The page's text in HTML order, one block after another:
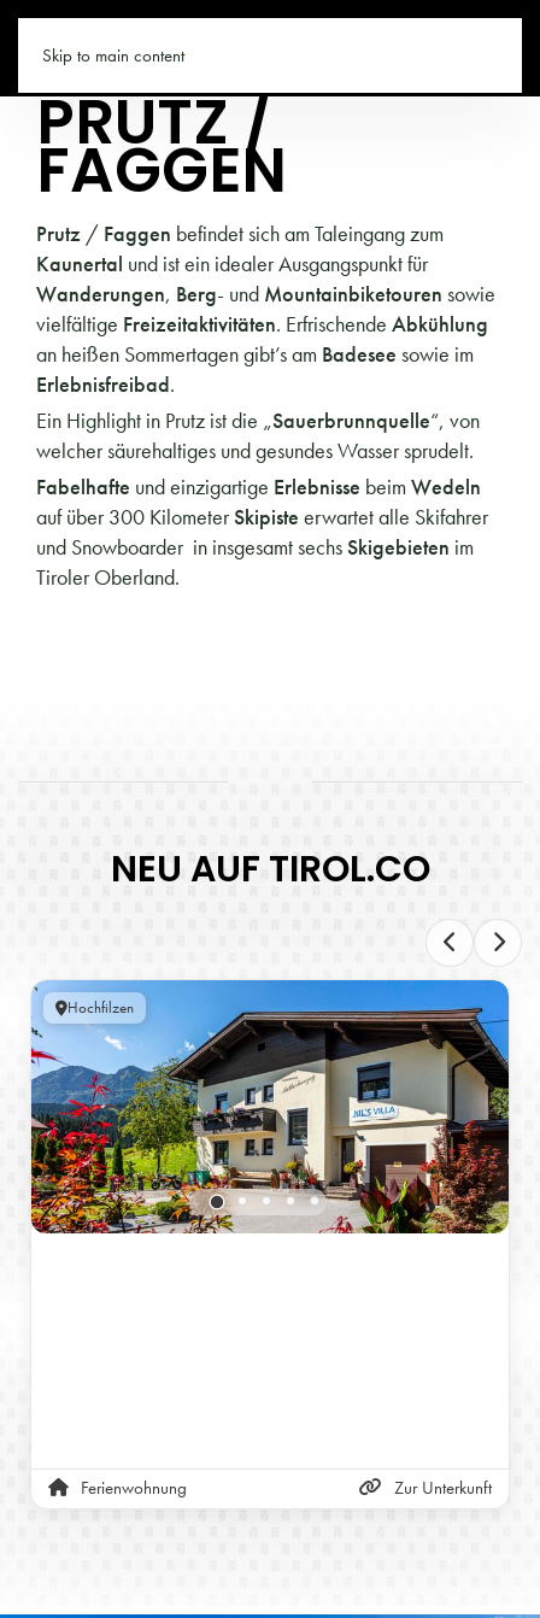
Skip to main content
TIROL.CO
PRUTZ /
FAGGEN
Prutz / Faggen befindet sich am Taleingang zum
Kaunertal und ist ein idealer Ausgangspunkt für
Wanderungen, Berg- und Mountainbiketouren sowie
vielfältige Freizeitaktivitäten. Erfrischende Abkühlung
an heißen Sommertagen gibt’s am Badesee sowie im
Erlebnisfreibad.
Ein Highlight in Prutz ist die „Sauerbrunnquelle“, von
welcher säurehaltiges und gesundes Wasser sprudelt.
Fabelhafte und einzigartige Erlebnisse beim Wedeln
auf über 300 KilometerSkipiste erwartet alle Skifahrer
und Snowboarder in insgesamt sechsSkigebieten im
Tiroler Oberland.
NEU AUF TIROL.CO
Hochfilzen
Ferienwohnung Zur Unterkunft